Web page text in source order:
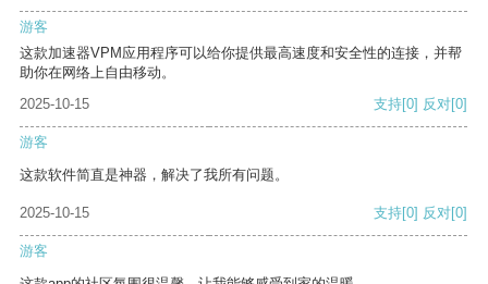
游客
这款加速器VPM应用程序可以给你提供最高速度和安全性的连接，并帮
助你在网络上自由移动。
2025-10-15
支持[0] 反对[0]
游客
这款软件简直是神器，解决了我所有问题。
2025-10-15 支持[0] 反对[0]
游客